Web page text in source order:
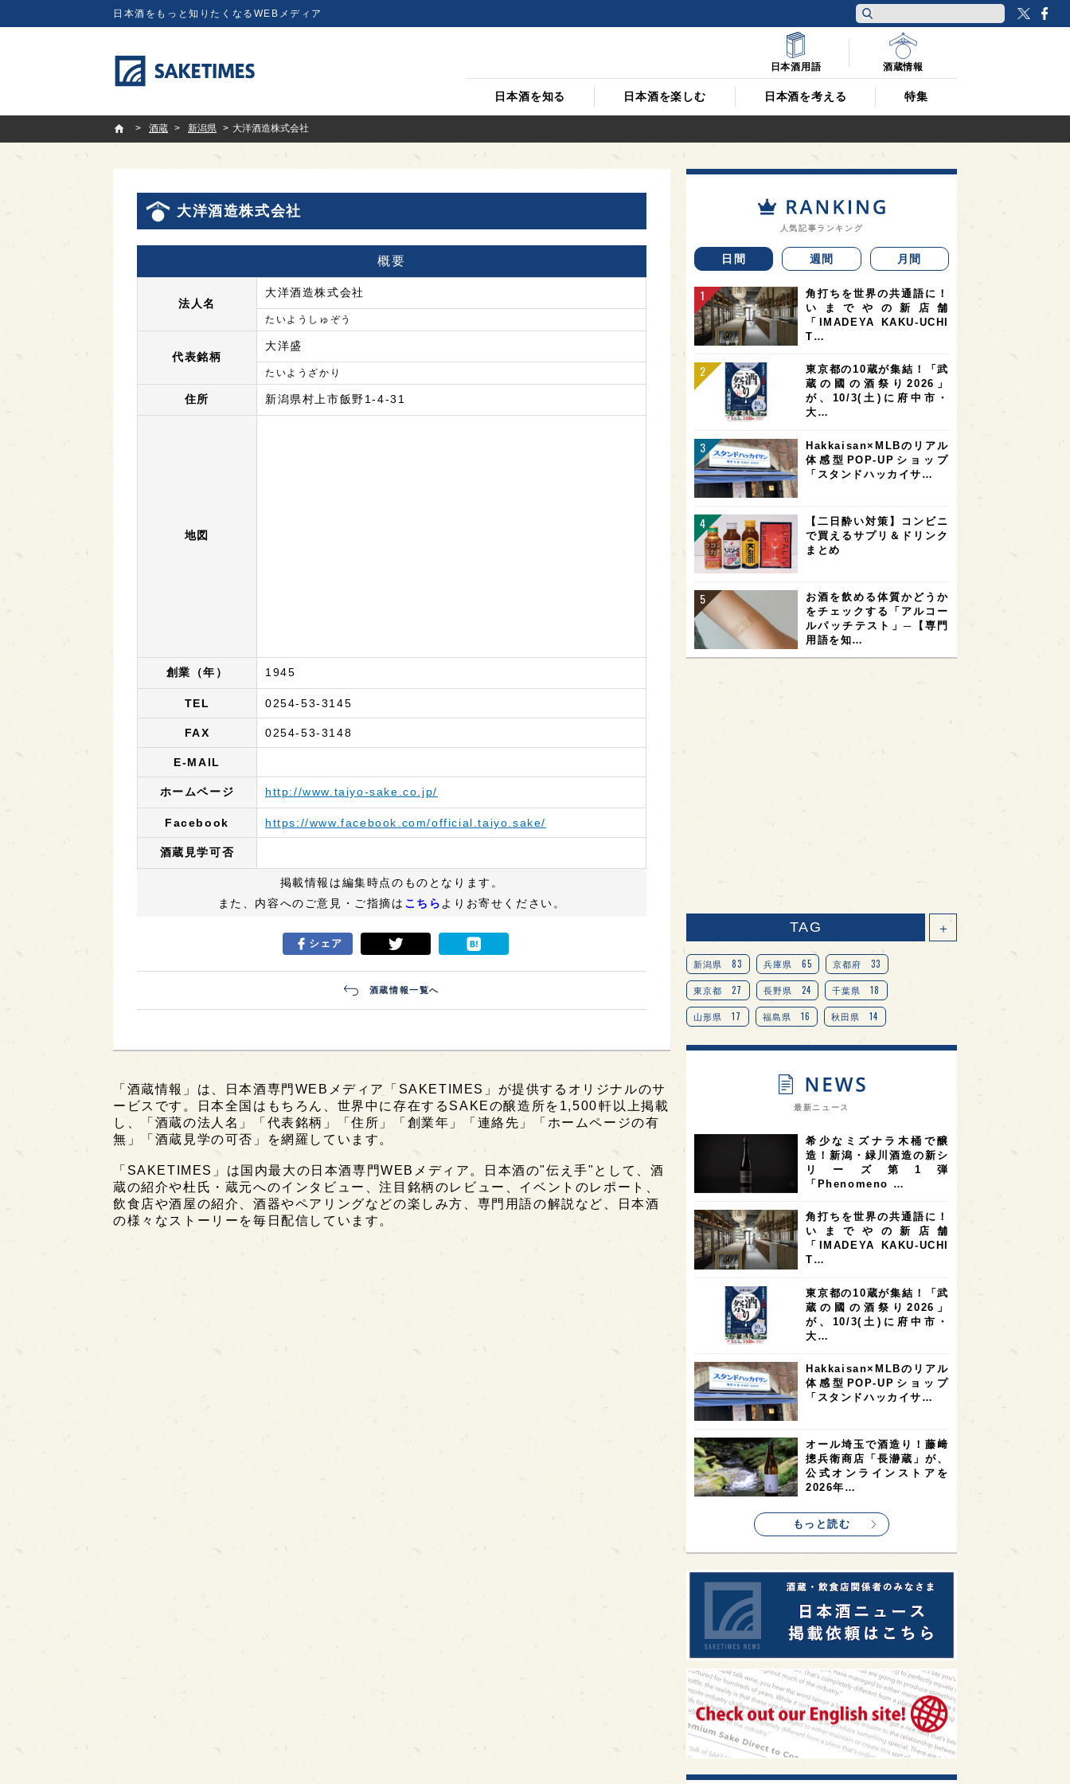
日本酒をもっと知りたくなるWEBメディア
日本酒を知る 日本酒を楽しむ 日本酒を考える 特集
日本酒用語 酒蔵情報
SAKETIMES
酒蔵
新潟県 大洋酒造株式会社
大洋酒造株式会社
概要
法人名
大洋酒造株式会社
たいようしゅぞう
代表銘柄
大洋盛
たいようざかり
住所 新潟県村上市飯野1-4-31
地図
創業（年） 1945
TEL 0254-53-3145
FAX 0254-53-3148
E-MAIL
ホームページ http://www.taiyo-sake.co.jp/
Facebook https://www.facebook.com/official.taiyo.sake/
酒蔵見学可否
掲載情報は編集時点のものとなります。
また、内容へのご意見・ご指摘は こちら よりお寄せください。
シェア
酒蔵情報一覧へ
「酒蔵情報」は、日本酒専門WEBメディア「SAKETIMES」が提供するオリジナルのサ
ービスです。日本全国はもちろん、世界中に存在するSAKEの醸造所を1,500軒以上掲載
し、「酒蔵の法人名」「代表銘柄」「住所」「創業年」「連絡先」「ホームページの有
無」「酒蔵見学の可否」を網羅しています。
「SAKETIMES」は国内最大の日本酒専門WEBメディア。日本酒の"伝え手"として、酒
蔵の紹介や杜氏・蔵元へのインタビュー、注目銘柄のレビュー、イベントのレポート、
飲食店や酒屋の紹介、酒器やペアリングなどの楽しみ方、専門用語の解説など、日本酒
の様々なストーリーを毎日配信しています。
人気記事ランキング
日間 週間 月間
角打ちを世界の共通語に！
いまでやの新店舗
「IMADEYA KAKU-UCHI
T…
東京都の10蔵が集結！「武
蔵の國の酒祭り2026」
が、10/3(土)に府中市・
大…
Hakkaisan×MLBのリアル
体感型POP-UPショップ
「スタンドハッカイサ…
【二日酔い対策】コンビニ
で買えるサプリ＆ドリンク
まとめ
お酒を飲める体質かどうか
をチェックする「アルコー
ルパッチテスト」─【専門
用語を知…
TAG ＋
新潟県 83 兵庫県 65 京都府 33
東京都 27 長野県 24 千葉県 18
山形県 17 福島県 16 秋田県 14
愛知県 14 宮城県 14 岐阜県 13
オピニオンリーダーの視点 9
滋賀県 7 和歌山県 6
6 高知県 島根県 5
山口県 4 アメリカ 4 神奈川県 4
大分県 4 三重県 3 3 3
オーストラリア 台湾 2 アジア
SAKEの時代を生きる 1
全蔵めぐり 1 シンガポール 1 カナダ 1
1 熊本県 1
イギリス 1 ノルウェー 新宿区 1
歌舞伎町 1 沖縄県 1 鳥取県 1
saketimes_image_4 1
最新ニュース
希少なミズナラ木桶で醸
造！新潟・緑川酒造の新シ
リーズ第1弾
「Phenomeno …
角打ちを世界の共通語に！
いまでやの新店舗
「IMADEYA KAKU-UCHI
T…
東京都の10蔵が集結！「武
蔵の國の酒祭り2026」
が、10/3(土)に府中市・
大…
Hakkaisan×MLBのリアル
体感型POP-UPショップ
「スタンドハッカイサ…
オール埼玉で酒造り！藤﨑
摠兵衛商店「長瀞蔵」が、
公式オンラインストアを
2026年…
もっと読む